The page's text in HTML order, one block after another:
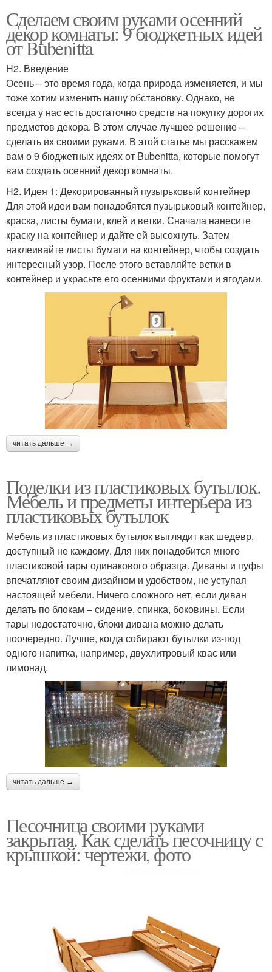
Сделаем своим руками осенний
декор комнаты: 9 бюджетных идей
от Bubenitta
H2. Введение
Осень – это время года, когда природа изменяется, и мы
тоже хотим изменить нашу обстановку. Однако, не
всегда у нас есть достаточно средств на покупку дорогих
предметов декора. В этом случае лучшее решение –
сделать их своими руками. В этой статье мы расскажем
вам о 9 бюджетных идеях от Bubenitta, которые помогут
вам создать осенний декор комнаты.
H2. Идея 1: Декорированный пузырьковый контейнер
Для этой идеи вам понадобятся пузырьковый контейнер,
краска, листы бумаги, клей и ветки. Сначала нанесите
краску на контейнер и дайте ей высохнуть. Затем
наклеивайте листы бумаги на контейнер, чтобы создать
интересный узор. После этого вставляйте ветки в
контейнер и украсьте его осенними фруктами и ягодами.
читать дальше →
Поделки из пластиковых бутылок.
Мебель и предметы интерьера из
пластиковых бутылок
Мебель из пластиковых бутылок выглядит как шедевр,
доступный не каждому. Для них понадобится много
пластиковой тары одинакового образца. Диваны и пуфы
впечатляют своим дизайном и удобством, не уступая
настоящей мебели. Ничего сложного нет, если диван
делать по блокам – сидение, спинка, боковины. Если
тары недостаточно, блоки дивана можно делать
поочередно. Лучше, когда собирают бутылки из-под
одного напитка, например, двухлитровый квас или
лимонад.
читать дальше →
Песочница своими руками
закрытая. Как сделать песочницу с
крышкой: чертежи, фото